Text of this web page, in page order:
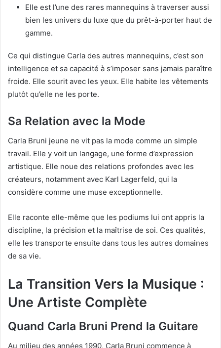
Elle est l’une des rares mannequins à traverser aussi
bien les univers du luxe que du prêt-à-porter haut de
gamme.
Ce qui distingue Carla des autres mannequins, c’est son
intelligence et sa capacité à s’imposer sans jamais paraître
froide. Elle sourit avec les yeux. Elle habite les vêtements
plutôt qu’elle ne les porte.
Sa Relation avec la Mode
Carla Bruni jeune ne vit pas la mode comme un simple
travail. Elle y voit un langage, une forme d’expression
artistique. Elle noue des relations profondes avec les
créateurs, notamment avec Karl Lagerfeld, qui la
considère comme une muse exceptionnelle.
Elle raconte elle-même que les podiums lui ont appris la
discipline, la précision et la maîtrise de soi. Ces qualités,
elle les transporte ensuite dans tous les autres domaines
de sa vie.
La Transition Vers la Musique :
Une Artiste Complète
Quand Carla Bruni Prend la Guitare
Au milieu des années 1990, Carla Bruni commence à